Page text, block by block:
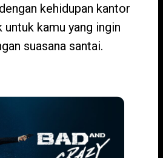
kehidupan kantor
kamu yang ingin
suasana santai.